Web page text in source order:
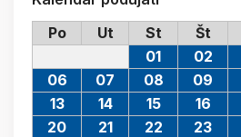
Po
Ut St Št
01 02
06
07 08 09
13
14 15 16
20
21 22 23